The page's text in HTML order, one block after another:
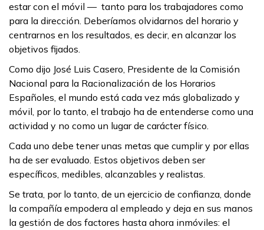
estar con el móvil — tanto para los trabajadores como
para la dirección. Deberíamos olvidarnos del horario y
centrarnos en los resultados, es decir, en alcanzar los
objetivos fijados.
Como dijo José Luis Casero, Presidente de la Comisión
Nacional para la Racionalización de los Horarios
Españoles, el mundo está cada vez más globalizado y
móvil, por lo tanto, el trabajo ha de entenderse como una
actividad y no como un lugar de carácter físico.
Cada uno debe tener unas metas que cumplir y por ellas
ha de ser evaluado. Estos objetivos deben ser
específicos, medibles, alcanzables y realistas.
Se trata, por lo tanto, de un ejercicio de confianza, donde
la compañía empodera al empleado y deja en sus manos
la gestión de dos factores hasta ahora inmóviles: el